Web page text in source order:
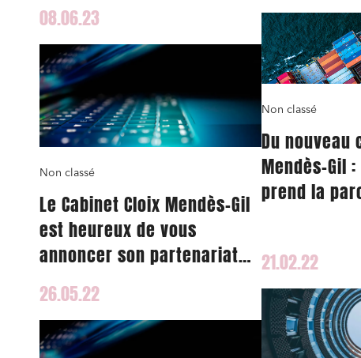
08.06.23
Non classé
Le Cabinet Cloix Mendès-Gil
est heureux de vous
annoncer son partenariat
avec Erium, acteur
spécialisé de la prévention
des risques cyber
Non classé
Du nouveau
Mendès-Gil
prend la
26.05.22
21.02.22